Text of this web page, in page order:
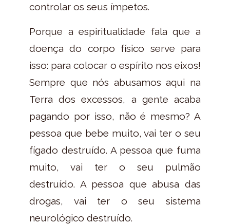
controlar os seus ímpetos.
Porque a espiritualidade fala que a
doença do corpo físico serve para
isso: para colocar o espírito nos eixos!
Sempre que nós abusamos aqui na
Terra dos excessos, a gente acaba
pagando por isso, não é mesmo? A
pessoa que bebe muito, vai ter o seu
fígado destruído. A pessoa que fuma
muito, vai ter o seu pulmão
destruído. A pessoa que abusa das
drogas, vai ter o seu sistema
neurológico destruído.